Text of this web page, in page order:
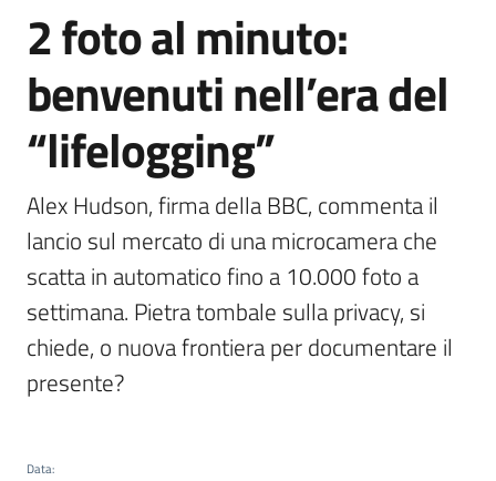
archivistico
Archivio
storico
Conservazione
Argomenti
Contatti
Salta al contenuto
2 foto al minuto:
benvenuti nell’era del
“lifelogging”
Alex Hudson, firma della BBC, commenta il
lancio sul mercato di una microcamera che
scatta in automatico fino a 10.000 foto a
settimana. Pietra tombale sulla privacy, si
chiede, o nuova frontiera per documentare il
presente?
Data: